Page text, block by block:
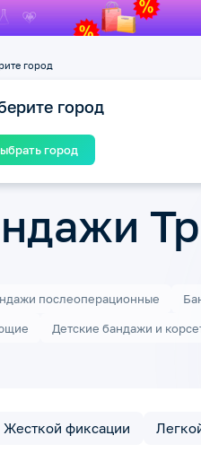
город
город
город
Каталог
бандажи и корсеты
послеоперационные
Детские бандажи и
Жесткой фиксации